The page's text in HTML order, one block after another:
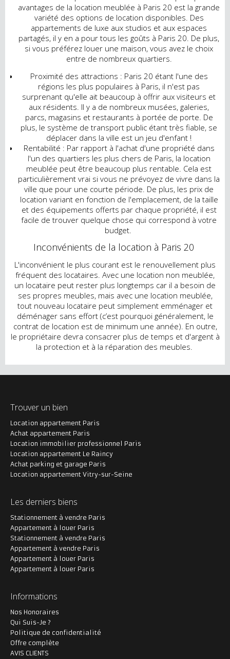
avantages de la location meublée à Paris 20 est la grande
variété des options de location disponibles. Des
appartements de luxe aux studios et aux espaces
partagés, il y en a pour tous les goûts à Paris 20. De plus,
si vous préférez louer une maison, vous avez le choix
entre de nombreux quartiers.
Proximité des attractions : Paris 20 étant l'une des
régions les plus populaires à Paris, il n'est pas
surprenant qu'elle ait beaucoup à offrir aux visiteurs et
aux résidents. Il y a de nombreux musées, galeries,
parcs, magasins et restaurants à portée de porte. De
plus, le système de transport public étant très fiable, se
déplacer dans la ville est un jeu d'enfant !
Rentabilité : Par rapport à l'achat d'une propriété dans
l'un des quartiers les plus chers de Paris, la location
meublée peut être beaucoup plus rentable. Cela est
particulièrement vrai si vous ne prévoyez de vivre dans la
ville que pour une courte période. De plus, les prix de
location variant en fonction de l'emplacement, de la taille
et des équipements offerts par chaque propriété, il est
facile de trouver quelque chose qui correspond à votre
budget.
Inconvénients de la location à Paris 20
L'inconvénient le plus courant est le renouvellement plus
fréquent des locataires. Avec une location non meublée,
un locataire peut rester plus longtemps car il a besoin de
ses propres meubles, mais avec une location meublée,
tout nouveau locataire peut simplement emménager et
déménager sans effort (c’est pourquoi généralement, le
contrat de location est de minimum une année). En outre,
le propriétaire devra consacrer plus de temps et d'argent à
la protection et à la réparation des meubles.
Trouver un bien
Location appartement Paris
Achat appartement Paris
Location immobilier professionnel Paris
Location appartement Le Raincy
Achat parking et garage Paris
Location appartement Vitry-sur-Seine
Les derniers biens
Stationnement à vendre Paris
Appartement à louer Paris
Stationnement à vendre Paris
Appartement à vendre Paris
Appartement à louer Paris
Appartement à louer Paris
Informations
Nos Honoraires
Qui Suis-Je ?
Politique de confidentialité
Offre complète
AVIS CLIENTS